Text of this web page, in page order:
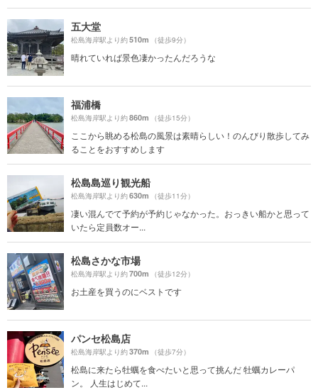
五大堂
松島海岸駅より約510m （徒歩9分）
晴れていれば景色凄かったんだろうな
福浦橋
松島海岸駅より約860m （徒歩15分）
ここから眺める松島の風景は素晴らしい！のんびり散歩してみ
ることをおすすめします
松島島巡り観光船
松島海岸駅より約630m （徒歩11分）
凄い混んでて予約が予約じゃなかった。おっきい船かと思って
いたら定員数オー...
松島さかな市場
松島海岸駅より約700m （徒歩12分）
お土産を買うのにベストです
パンセ松島店
松島海岸駅より約370m （徒歩7分）
松島に来たら牡蠣を食べたいと思って挑んだ 牡蠣カレーパ
ン。 人生はじめて...